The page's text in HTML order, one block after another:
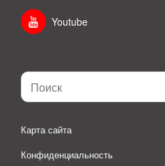
Youtube
Карта сайта
Конфиденциальность